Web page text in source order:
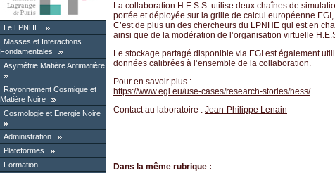
Le LPNHE
Masses et Interactions
Fondamentales
Asymétrie Matière Antimatière
Rayonnement Cosmique et
Matière Noire
Cosmologie et Energie Noire
Administration
Plateformes
Formation
La collaboration H.E.S.S. utilise deux chaînes de
portée et déployée sur la grille de calcul européenne
C’est de plus un des chercheurs du LPNHE qui est en
ainsi que de la modération de l’organisation virtuelle
Le stockage partagé disponible via EGI est également
données calibrées à l’ensemble de la collaboration.
Pour en savoir plus :
https://www.egi.eu/use-cases/research-stories/hess/
Contact au laboratoire : Jean-Philippe Lenain
Dans la même rubrique :